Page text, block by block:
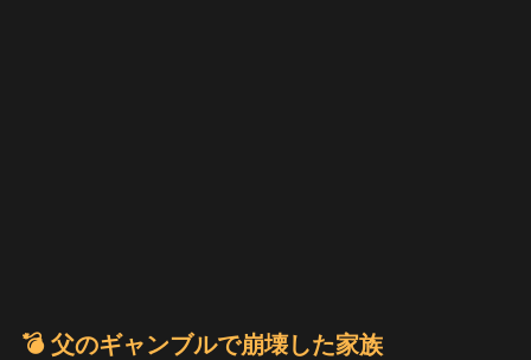
💣 父のギャンブルで崩壊した家族